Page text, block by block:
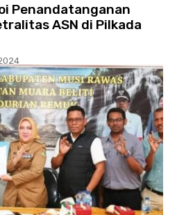
Penandatanganan
ASN di Pilkada